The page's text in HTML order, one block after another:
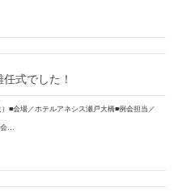
式でした！
■会場／ホテルアネシス瀬戸大橋■例会担当／
会…